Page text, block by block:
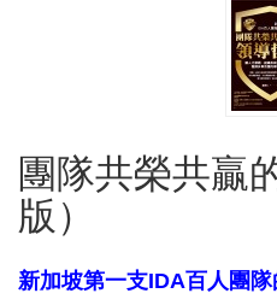
團隊共榮共贏
版）
新加坡第一支IDA百人團